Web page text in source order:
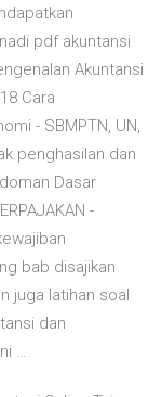
pdf akuntansi
Akuntansi
Cara
- SBMPTN, UN,
penghasilan dan
Dasar
-
bab disajikan
juga latihan soal
dan
…